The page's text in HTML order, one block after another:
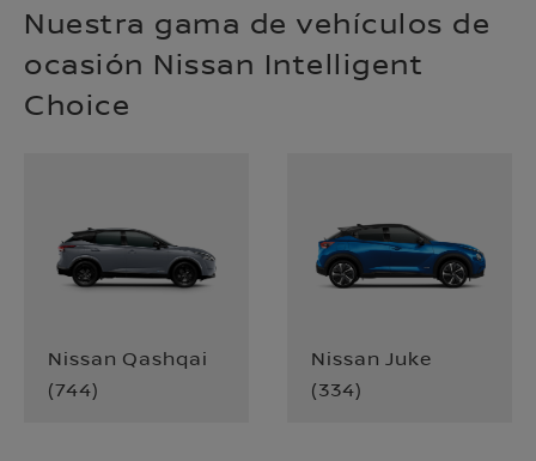
Nuestra gama de vehículos de
ocasión Nissan Intelligent
Choice
Nissan Qashqai
(744)
Nissan Juke
(334)